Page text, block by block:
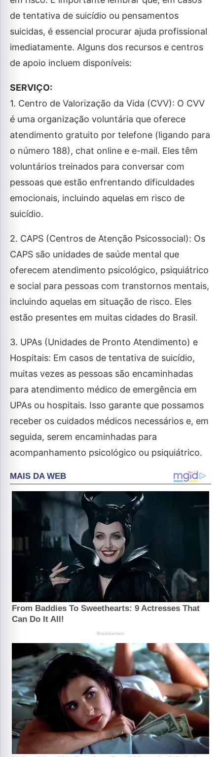
de tentativa de suicídio ou pensamentos
suicidas, é essencial procurar ajuda profissional
imediatamente. Alguns dos recursos e centros
de apoio incluem disponíveis:
SERVIÇO:
1. Centro de Valorização da Vida (CVV): O CVV
é uma organização voluntária que oferece
atendimento gratuito por telefone (ligando para
o número 188), chat online e e-mail. Eles têm
voluntários treinados para conversar com
pessoas que estão enfrentando dificuldades
emocionais, incluindo aquelas em risco de
suicídio.
2. CAPS (Centros de Atenção Psicossocial): Os
CAPS são unidades de saúde mental que
oferecem atendimento psicológico, psiquiátrico
e social para pessoas com transtornos mentais,
incluindo aquelas em situação de risco. Eles
estão presentes em muitas cidades do Brasil.
3. UPAs (Unidades de Pronto Atendimento) e
Hospitais: Em casos de tentativa de suicídio,
muitas vezes as pessoas são encaminhadas
para atendimento médico de emergência em
UPAs ou hospitais. Isso garante que possamos
receber os cuidados médicos necessários e, em
seguida, serem encaminhadas para
acompanhamento psicológico ou psiquiátrico.